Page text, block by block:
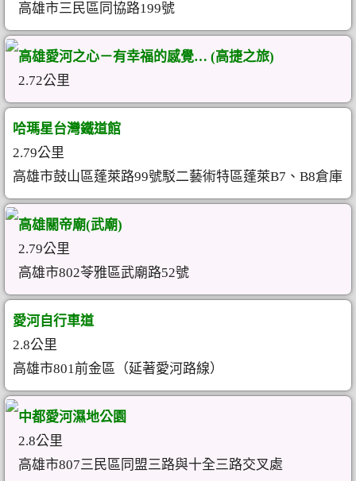
高雄市三民區同協路199號
高雄愛河之心－有幸福的感覺… (高捷之旅)
2.72公里
哈瑪星台灣鐵道館
2.79公里
高雄市鼓山區蓬萊路99號駁二藝術特區蓬萊B7、B8倉庫
高雄關帝廟(武廟)
2.79公里
高雄市802苓雅區武廟路52號
愛河自行車道
2.8公里
高雄市801前金區（延著愛河路線）
中都愛河濕地公園
2.8公里
高雄市807三民區同盟三路與十全三路交叉處